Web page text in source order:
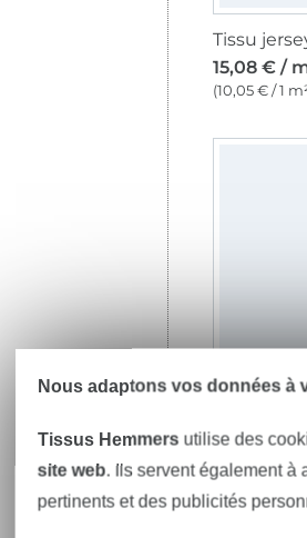
15,08 € /
(10,05 € / 1
13,06 € /
(8,82 € / 1 m²)
Nous adaptons vos données à
Tissus Hemmers utilise des
site web. Ils servent également à
pertinents et des publicités